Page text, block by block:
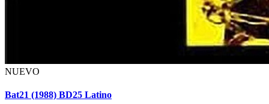
NUEVO
Bat21 (1988) BD25 Latino